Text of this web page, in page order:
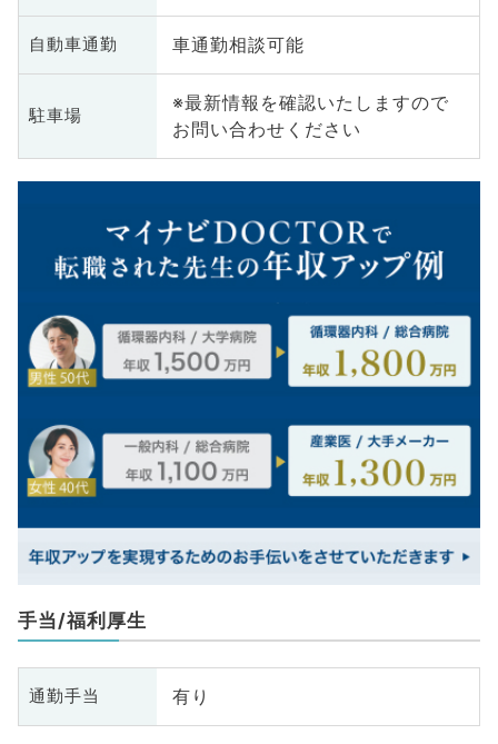
自動車通勤 車通勤相談可能
駐車場
※最新情報を確認いたしますので
お問い合わせください
手当/福利厚生
通勤手当 有り